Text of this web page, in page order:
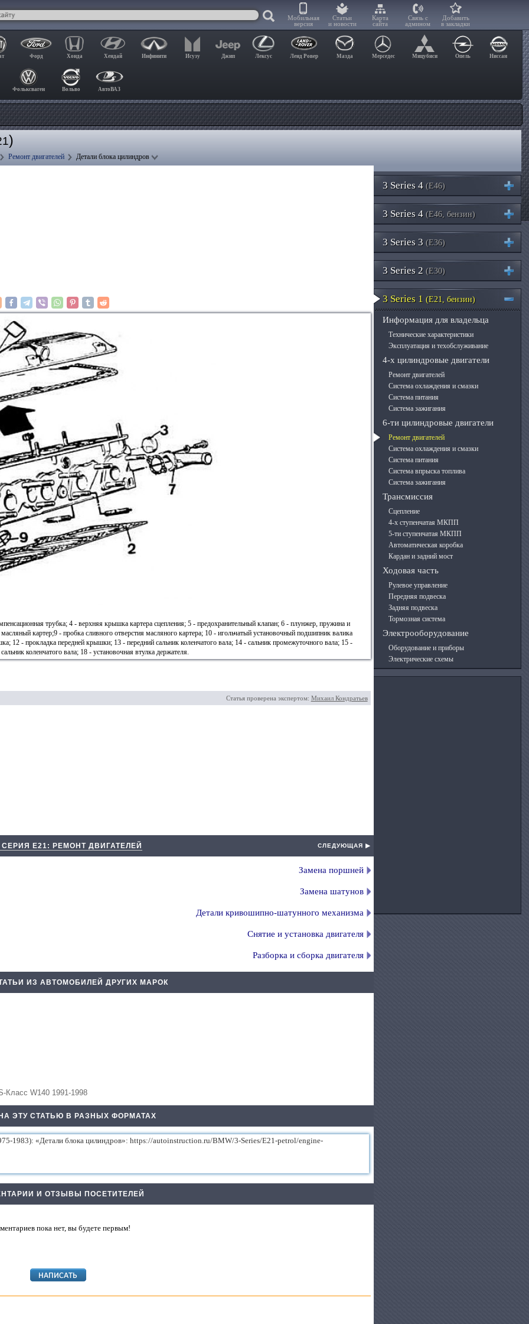
Мобильная
версия
Статьи
и новости
Карта
сайта
Связь с
админом
Добавить
в закладки
Форд Хонда Хендай Инфинити Исузу Джип Лексус Ленд Ровер Мазда Мерседес Мицубиси Опель Ниссан
Фольксваген Вольво АвтоВАЗ
)
Ремонт двигателей Детали блока цилиндров
трубка; 4 - верхняя крышка картера сцепления; 5 - предохранительный клапан; 6 - плунжер, пружина и
картер;9 - пробка сливного отверстия масляного картера; 10 - игольчатый установочный подшипник валика
12 - прокладка передней крышки; 13 - передний сальник коленчатого вала; 14 - сальник промежуточного вала; 15 -
коленчатого вала; 18 - установочная втулка держателя.
Статья проверена экспертом: Михаил Кондратьев
Е21: РЕМОНТ ДВИГАТЕЛЕЙ СЛЕДУЮЩАЯ ▶
Замена поршней
Замена шатунов
Детали кривошипно-шатунного механизма
Снятие и установка двигателя
Разборка и сборка двигателя
ИЗ АВТОМОБИЛЕЙ ДРУГИХ МАРОК
Класс W140 1991-1998
ЭТУ СТАТЬЮ В РАЗНЫХ ФОРМАТАХ
И ОТЗЫВЫ ПОСЕТИТЕЛЕЙ
пока нет, вы будете первым!
3 Series 4 (E46)
3 Series 4 (E46, бензин)
3 Series 3 (E36)
3 Series 2 (E30)
3 Series 1 (E21, бензин)
Информация для владельца
Технические характеристики
Эксплуатация и техобслуживание
4-х цилиндровые двигатели
Ремонт двигателей
Система охлаждения и смазки
Система питания
Система зажигания
6-ти цилиндровые двигатели
Ремонт двигателей
Система охлаждения и смазки
Система питания
Система впрыска топлива
Система зажигания
Трансмиссия
Сцепление
4-х ступенчатая МКПП
5-ти ступенчатая МКПП
Автоматическая коробка
Кардан и задний мост
Ходовая часть
Рулевое управление
Передняя подвеска
Задняя подвеска
Тормозная система
Электрооборудование
Оборудование и приборы
Электрические схемы